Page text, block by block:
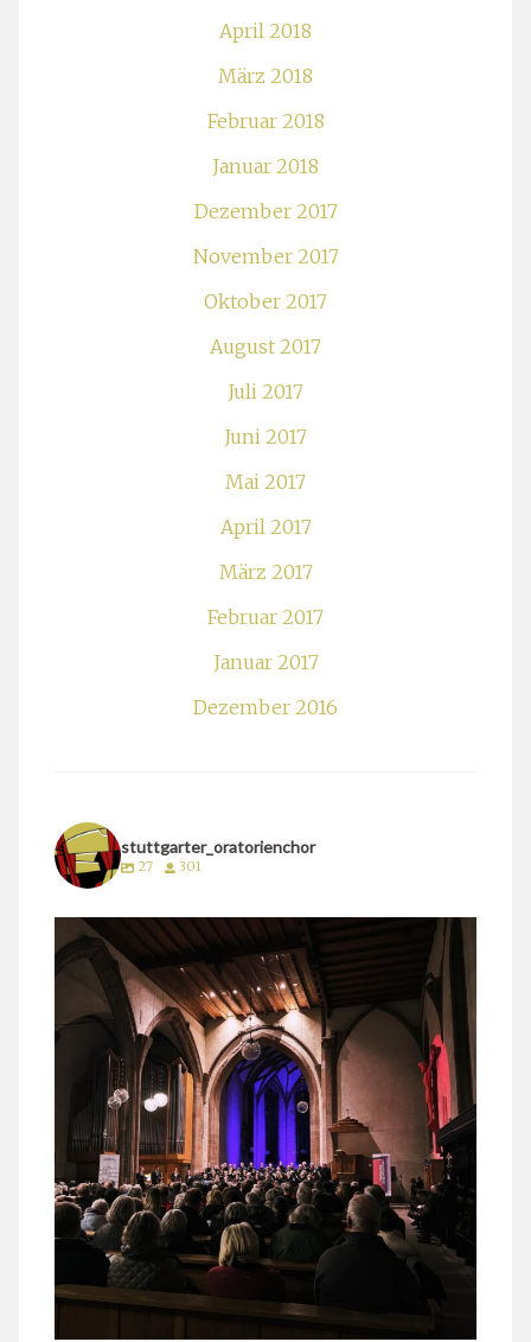
April 2018
März 2018
Februar 2018
Januar 2018
Dezember 2017
November 2017
Oktober 2017
August 2017
Juli 2017
Juni 2017
Mai 2017
April 2017
März 2017
Februar 2017
Januar 2017
Dezember 2016
stuttgarter_oratorienchor
27 301
stuttgarter_oratorienchor
März 24